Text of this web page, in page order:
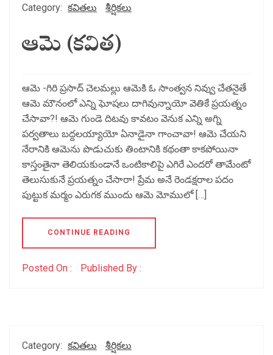
Category: కవితలు శీర్షికలు
ఆమె (కవిత)
ఆమె -గిరి ప్రసాద్ చెలమల్లు ఆమెకి ఓ సాంత్వన నివ్వు చేతనైతే
ఆమె మౌనంలో ఎన్ని ఘోషలు దాగివున్నాయో వెతికే ప్రయత్నం
చేసావా?! ఆమె గుండె దిటవు కావటం వెనుక ఎన్ని అగ్ని
పర్వతాలు బద్దలయ్యాయో ఏనాడైనా గాంచావా! ఆమె చేయని
నేరానికి ఆమెను పొడుచుకు తింటానికి కథంతా కాకపోయినా
కాస్తంతైనా తెలియకుండానే ఒంటికాలిపై ఎగిరే ఎందరో తామేంటో
తెలుసుకునే ప్రయత్నం చేసారా! ప్రేమ అనే రెండక్షరాల పదం
పుట్టుక మర్మం ఎరుగక ముందు ఆమె మోములో […]
CONTINUE READING
Posted On : Published By :
Category: కవితలు శీర్షికలు